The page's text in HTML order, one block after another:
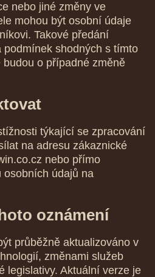
nebo jiné změny ve
mohou být osobní údaje
Takové předání
podmínek shodných s tímto
o případné změně
týkající se zpracování
na adresu zákaznické
nebo přímo
osobních údajů na
oznámení
průběžně aktualizováno v
změnami služeb
legislativy. Aktuální verze je